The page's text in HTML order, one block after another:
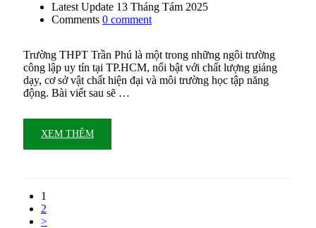
Latest Update 13 Tháng Tám 2025
Comments 0 comment
Trường THPT Trần Phú là một trong những ngôi trường
công lập uy tín tại TP.HCM, nổi bật với chất lượng giảng
dạy, cơ sở vật chất hiện đại và môi trường học tập năng
động. Bài viết sau sẽ …
XEM THÊM
1
2
>